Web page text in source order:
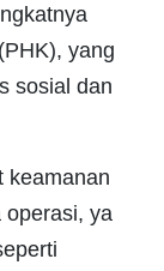
yang
sosial dan
keamanan
operasi, ya